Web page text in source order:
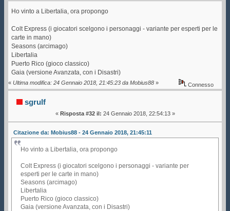
Ho vinto a Libertalia, ora propongo
Colt Express (i giocatori scelgono i personaggi - variante per esperti per le
carte in mano)
Seasons (arcimago)
Libertalia
Puerto Rico (gioco classico)
Gaia (versione Avanzata, con i Disastri)
« Ultima modifica: 24 Gennaio 2018, 21:45:23 da Mobius88 » Connesso
sgrulf
« Risposta #32 il: 24 Gennaio 2018, 22:54:13 »
Citazione da: Mobius88 - 24 Gennaio 2018, 21:45:11
Ho vinto a Libertalia, ora propongo
Colt Express (i giocatori scelgono i personaggi - variante per
esperti per le carte in mano)
Seasons (arcimago)
Libertalia
Puerto Rico (gioco classico)
Gaia (versione Avanzata, con i Disastri)